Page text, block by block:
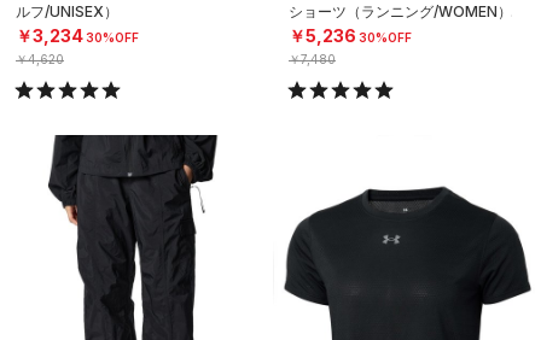
ルフ/UNISEX）
￥3,23430%OFF
￥4,620
ショーツ（ランニング/WOMEN）
￥5,236 30%OFF
￥7,480